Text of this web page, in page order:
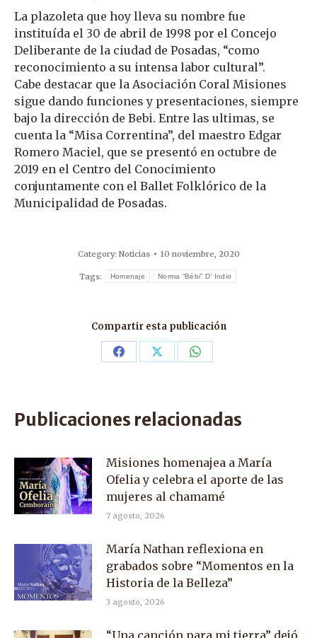
La plazoleta que hoy lleva su nombre fue
instituída el 30 de abril de 1998 por el Concejo
Deliberante de la ciudad de Posadas, “como
reconocimiento a su intensa labor cultural”.
Cabe destacar que la Asociación Coral Misiones
sigue dando funciones y presentaciones, siempre
bajo la dirección de Bebi. Entre las ultimas, se
cuenta la “Misa Correntina”, del maestro Edgar
Romero Maciel, que se presentó en octubre de
2019 en el Centro del Conocimiento
conjuntamente con el Ballet Folklórico de la
Municipalidad de Posadas.
Category: Noticias 10 noviembre, 2020
Tags: Homenaje Norma “Bébi” D’ Indio
Compartir esta publicación
Share Share Share
Publicaciones relacionadas
Misiones homenajea a María
Ofelia y celebra el aporte de las
mujeres al chamamé
7 agosto, 2026
María Nathan reflexiona en
grabados sobre “Momentos en la
Historia de la Belleza”
3 agosto, 2026
“Una canción para mi tierra” dejó